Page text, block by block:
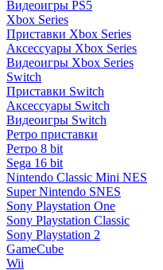
Видеоигры PS5
Xbox Series
Приставки Xbox Series
Аксессуары Xbox Series
Видеоигры Xbox Series
Switch
Приставки Switch
Аксессуары Switch
Видеоигры Switch
Ретро приставки
Ретро 8 bit
Sega 16 bit
Nintendo Classic Mini NES
Super Nintendo SNES
Sony Playstation One
Sony Playstation Classic
Sony Playstation 2
GameCube
Wii